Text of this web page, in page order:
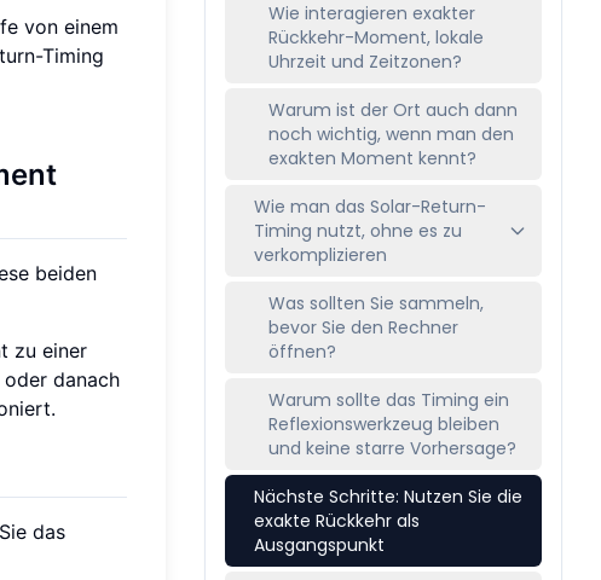
von einem
Timing
beiden
zu einer
danach
das
Wie interagieren exakter
Rückkehr-Moment, lokale
Uhrzeit und Zeitzonen?
Warum ist der Ort auch dann
noch wichtig, wenn man den
exakten Moment kennt?
Wie man das Solar-Return-
Timing nutzt, ohne es zu
verkomplizieren
Was sollten Sie sammeln,
bevor Sie den Rechner
öffnen?
Warum sollte das Timing ein
Reflexionswerkzeug bleiben
und keine starre Vorhersage?
Nächste Schritte: Nutzen Sie die
exakte Rückkehr als
Ausgangspunkt